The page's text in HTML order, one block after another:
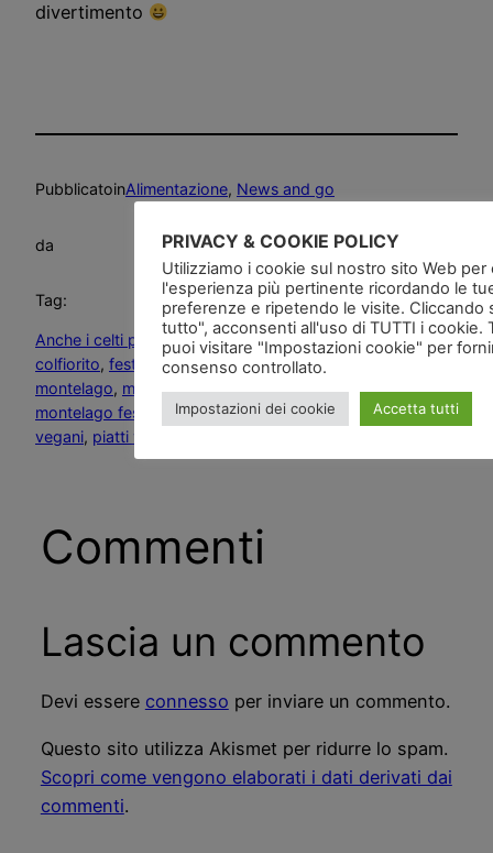
divertimento
PubblicatoinAlimentazione, News and go
da
Tag:
Anche i celti pensano ai vegani , festival celtico
colfiorito, festival celtico marche, marche festival celtico
montelago, montelago celtic festival, Montelago Festival ,
montelago festival celtico per vegan, montelago per i
vegani, piatti vegan al montelago festival celtico
Commenti
Lascia un commento
Devi essere connesso per inviare un commento.
Questo sito utilizza Akismet per ridurre lo spam.
Scopri come vengono elaborati i dati derivati dai
commenti.
PRIVACY & COOKIE POLICY
Utilizziamo i cookie sul nostro sito Web per
l'esperienza più pertinente ricordando le
preferenze e ripetendo le visite. Cliccando
tutto", acconsenti all'uso di TUTTI i cookie.
puoi visitare "Impostazioni cookie" per
consenso controllato.
Impostazioni dei cookie Accetta tutti